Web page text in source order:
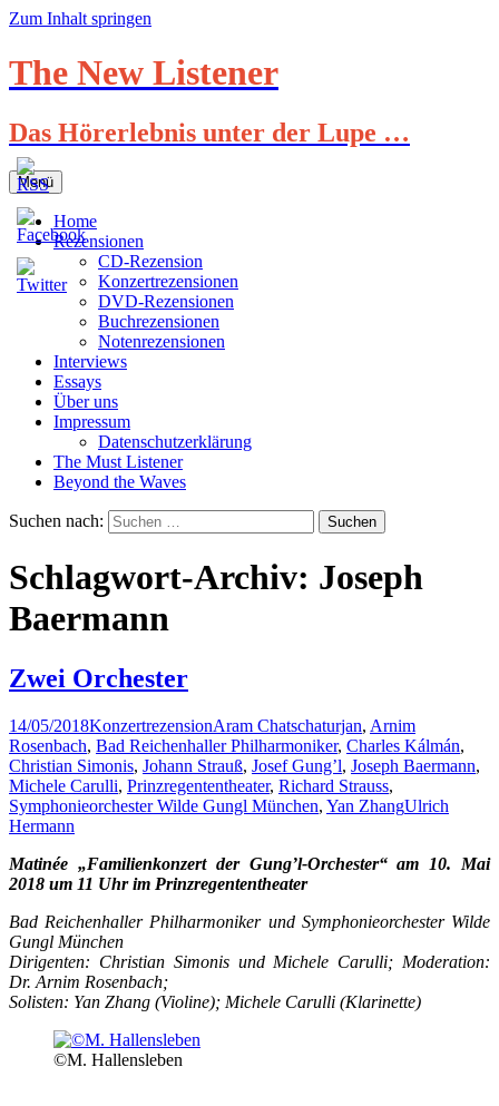
Zum Inhalt springen
The New Listener
Das Hörerlebnis unter der Lupe …
Menü
Home
Rezensionen
CD-Rezension
Konzertrezensionen
DVD-Rezensionen
Buchrezensionen
Notenrezensionen
Interviews
Essays
Über uns
Impressum
Datenschutzerklärung
The Must Listener
Beyond the Waves
Suchen nach:
Schlagwort-Archiv: Joseph
Baermann
Zwei Orchester
14/05/2018KonzertrezensionAram Chatschaturjan, Arnim
Rosenbach, Bad Reichenhaller Philharmoniker, Charles Kálmán,
Christian Simonis, Johann Strauß, Josef Gung’l, Joseph Baermann,
Michele Carulli, Prinzregententheater, Richard Strauss,
Symphonieorchester Wilde Gungl München, Yan ZhangUlrich
Hermann
Matinée „Familienkonzert der Gung’l-Orchester“ am 10. Mai
2018 um 11 Uhr im Prinzregententheater
Bad Reichenhaller Philharmoniker und Symphonieorchester Wilde
Gungl München
Dirigenten: Christian Simonis und Michele Carulli; Moderation:
Dr. Arnim Rosenbach;
Solisten: Yan Zhang (Violine); Michele Carulli (Klarinette)
©M. Hallensleben